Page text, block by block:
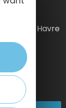
Le Havre